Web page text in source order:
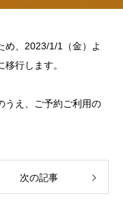
め、2023/1/1（金）よ
移行します。
うえ、ご予約ご利用の
次の記事